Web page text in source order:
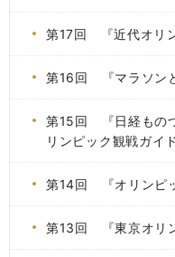
第17回 『近代オリ
第16回 『マラソン
第15回 『日経もの
リンピック観戦ガイ
第14回 『オリンピ
第13回 『東京オリ